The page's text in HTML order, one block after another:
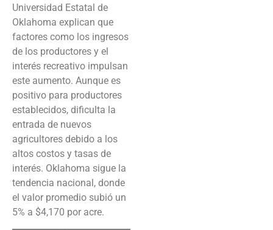
Universidad Estatal de
Oklahoma explican que
factores como los ingresos
de los productores y el
interés recreativo impulsan
este aumento. Aunque es
positivo para productores
establecidos, dificulta la
entrada de nuevos
agricultores debido a los
altos costos y tasas de
interés. Oklahoma sigue la
tendencia nacional, donde
el valor promedio subió un
5% a $4,170 por acre.